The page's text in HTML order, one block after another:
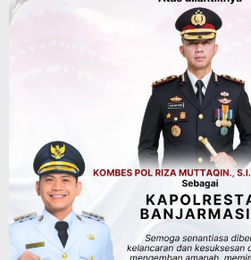
Hari Pramuka ke-65,
Banjarmasin Ziarah ke
Antasari dan Gelar Ulang
Budaya & Pariwisata
Sambut Ketua Komisi II
Suguhkan Ikan Sepat
Cacapan Khas Banjar
Agustus 8, 2026